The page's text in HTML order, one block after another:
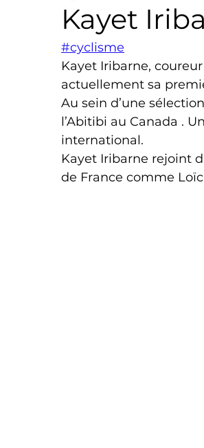
Natation
Cyclotourisme Surf
Kayet
#cyclisme
Kayet Iribarne,
actuellement sa
Au sein d’une
l’Abitibi au Canada .
international.
Kayet Iribarne rejoint
de France comme